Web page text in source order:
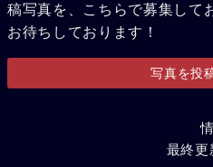
稿写真を、こちらで募集して
お待ちしております！
写真を投
最終更